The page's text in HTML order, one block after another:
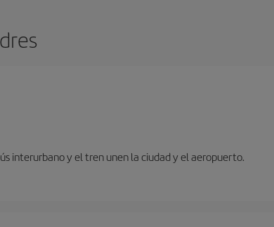
interurbano y el tren unen la ciudad y el aeropuerto.